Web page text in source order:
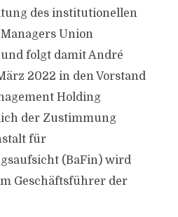
des institutionellen
Managers Union
folgt damit André
2022 in den Vorstand
Holding
der Zustimmung
für
(BaFin) wird
Geschäftsführer der